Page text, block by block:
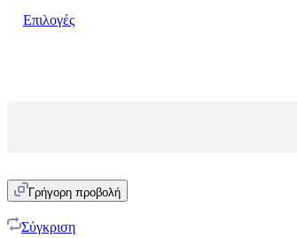
Επιλογές
Γρήγορη προβολή
Σύγκριση